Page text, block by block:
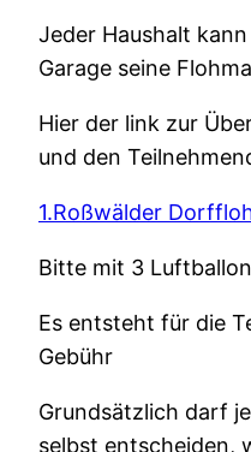
Jeder Haushalt
Garage seine
Hier der link zur
und den
1.Roßwälder
Bitte mit 3
Es entsteht für die
Gebühr
Grundsätzlich darf
selbst entscheiden,